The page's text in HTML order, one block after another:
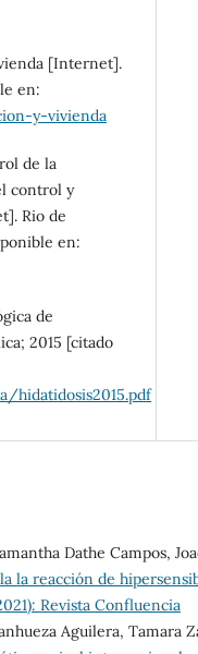
[Internet].
en:
y-vivienda
de la
control y
Rio de
en:
de
2015 [citado
hidatidosis2015.pdf
Dathe Campos,
la reacción de
Revista Confluencia
Aguilera, Tamara